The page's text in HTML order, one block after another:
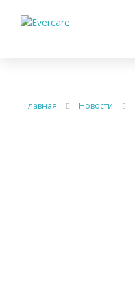
Главная Новости